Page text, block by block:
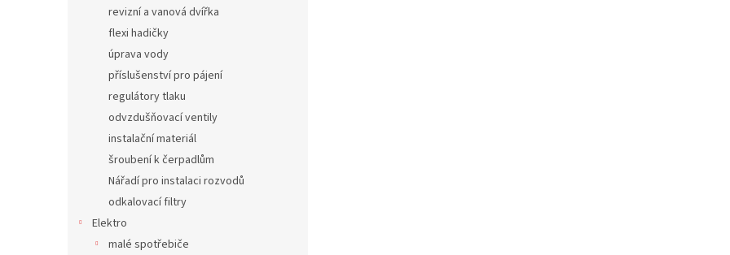
revizní a vanová dvířka
flexi hadičky
úprava vody
příslušenství pro pájení
regulátory tlaku
odvzdušňovací ventily
instalační materiál
šroubení k čerpadlům
Nářadí pro instalaci rozvodů
odkalovací filtry
Elektro
malé spotřebiče